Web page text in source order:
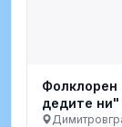
Фолклорен
дедите ни"